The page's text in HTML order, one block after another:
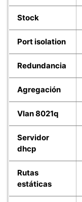
Stock
Port isolation
Redundancia
Agregación
Vlan 8021q
Servidor
dhcp
Rutas
estáticas